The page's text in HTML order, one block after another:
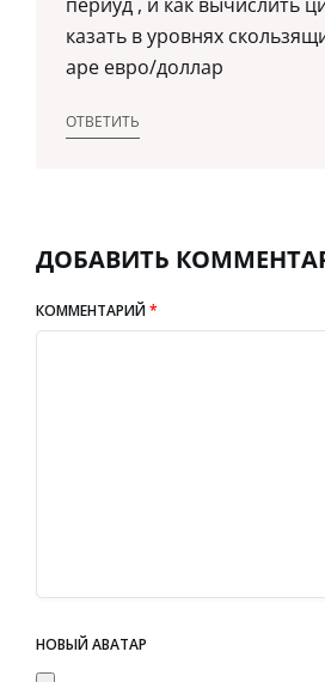
периуд , и как вычислить
казать в уровнях
аре евро/доллар
ОТВЕТИТЬ
ДОБАВИТЬ
КОММЕНТАРИЙ*
НОВЫЙ АВАТАР